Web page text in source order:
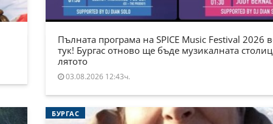
Пълната програма на SPICE Music Festival 2026
тук! Бургас отново ще бъде музикалната
лятото
03.08.2026 12:43ч.
БУРГАС